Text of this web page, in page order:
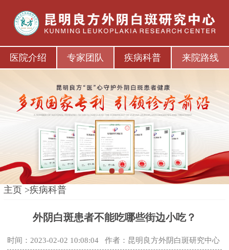
医院介绍 专家团队 疾病科普 来院路线
主页 >疾病科普
外阴白斑患者不能吃哪些街边小吃？
时间：2023-02-02 10:08:04 作者：昆明良方外阴白斑研究中心